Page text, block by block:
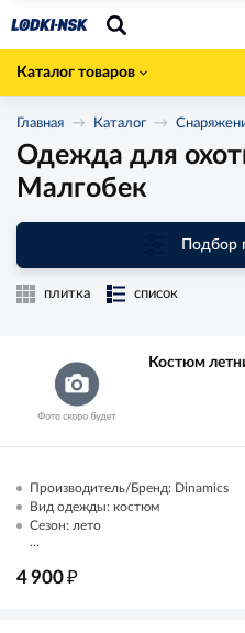
Каталог товаров
Главная Каталог
Одежда для
Малгобек
Подбор
плитка список
Костюм
Производитель/Бренд: Dinamics
Вид одежды: костюм
Сезон: лето
...
4 900₽